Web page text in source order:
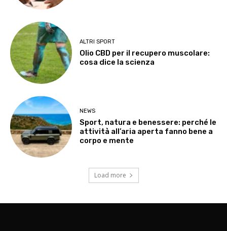
ALTRI SPORT
Olio CBD per il recupero muscolare:
cosa dice la scienza
NEWS
Sport, natura e benessere: perché le
attività all’aria aperta fanno bene a
corpo e mente
Load more